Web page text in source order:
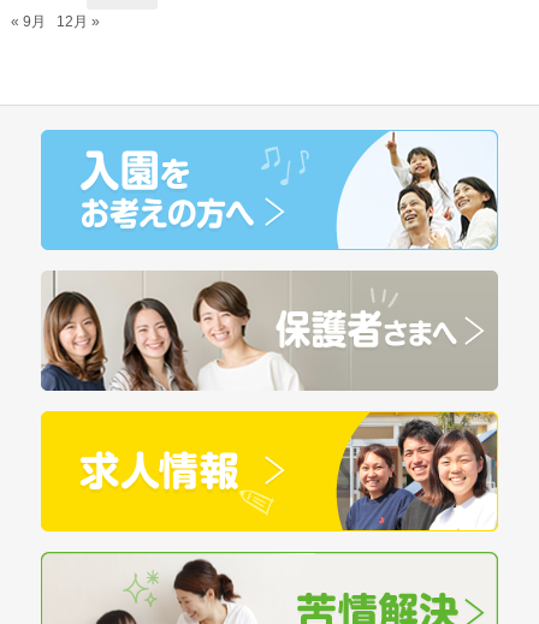
« 9月 12月 »